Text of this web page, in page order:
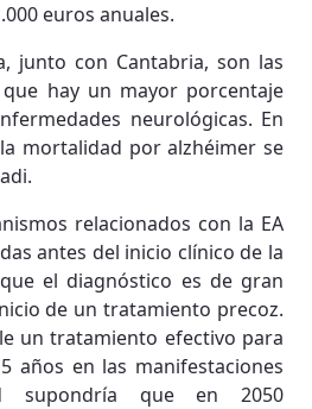
euros anuales.
junto con Cantabria, son las
hay un mayor porcentaje
neurológicas. En
mortalidad por alzhéimer se
relacionados con la EA
antes del inicio clínico de la
el diagnóstico es de gran
de un tratamiento precoz.
un tratamiento efectivo para
años en las manifestaciones
supondría que en 2050